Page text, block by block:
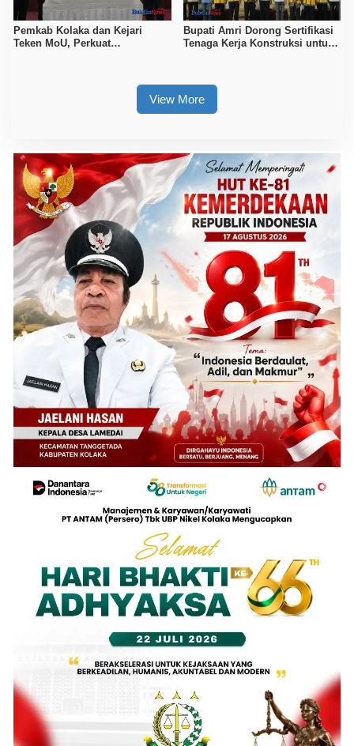
Pemkab Kolaka dan Kejari
Teken MoU, Perkuat
Bupati Amri Dorong Sertifikasi
Tenaga Kerja Konstruksi untuk
View More